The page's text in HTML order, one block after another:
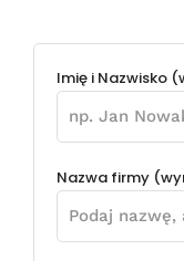
Imię i Nazwisko
Nazwa firmy